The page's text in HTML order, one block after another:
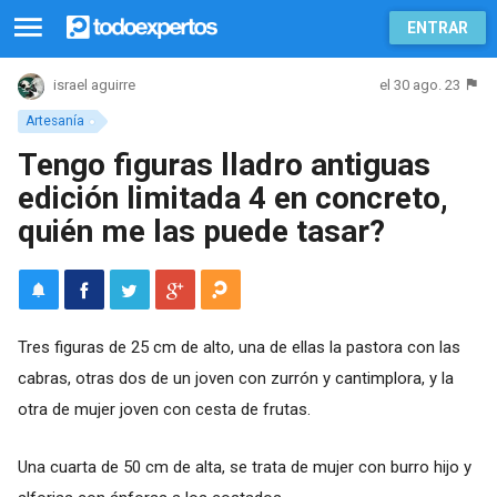
ENTRAR
Artesanía
israel aguirre el 30 ago. 23
Tengo figuras lladro antiguas
edición limitada 4 en concreto,
quién me las puede tasar?
Tres figuras de 25 cm de alto, una de ellas la pastora con las
cabras, otras dos de un joven con zurrón y cantimplora, y la
otra de mujer joven con cesta de frutas.
Una cuarta de 50 cm de alta, se trata de mujer con burro hijo y